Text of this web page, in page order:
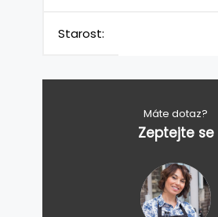
Starost:
Máte dotaz?
Zeptejte se